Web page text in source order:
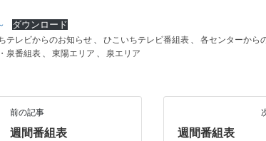
ダウンロード
テレビからのお知らせ 、 ひこいちテレビ番組表 、 各センターから
泉番組表 、 東陽エリア 、 泉エリア
前の記事
週間番組表
週間番組表